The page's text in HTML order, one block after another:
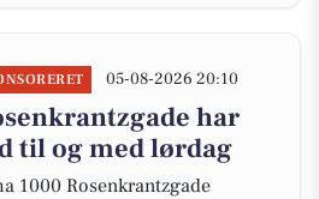
05-08-2026 20:10
har
til og med lørdag
1000 Rosenkrantzgade